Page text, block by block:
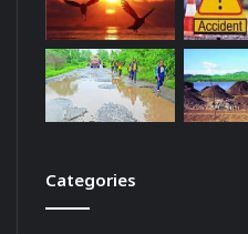
Categories